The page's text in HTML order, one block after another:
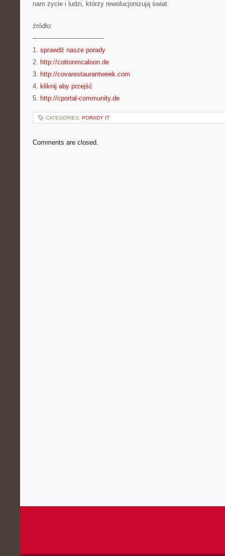
nam życie i ludzi, którzy rewolucjonizują świat.
źródło:
———————————
1. sprawdź nasze porady
2. http://cottonmcaloon.de
3. http://covarestaurantweek.com
4. kliknij aby przejść
5. http://cportal-community.de
CATEGORIES: PORADY IT
Comments are closed.